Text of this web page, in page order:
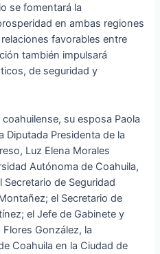
se fomentará la
en ambas regiones
favorables entre
también impulsará
de seguridad y
su esposa Paola
Diputada Presidenta de la
Luz Elena Morales
Autónoma de Coahuila,
de Seguridad
el Secretario de
el Jefe de Gabinete y
González, la
Coahuila en la Ciudad de